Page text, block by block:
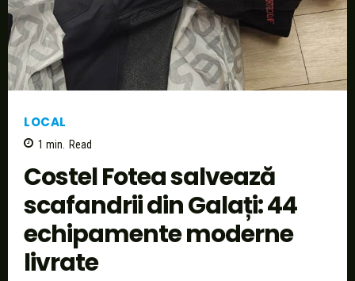
LOCAL
1 min. Read
Costel Fotea salvează
scafandrii din Galați: 44
echipamente moderne
livrate